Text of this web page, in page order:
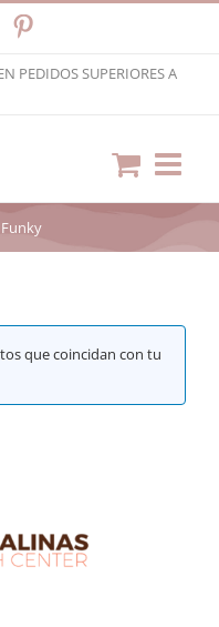
PEDIDOS SUPERIORES A
que coincidan con tu